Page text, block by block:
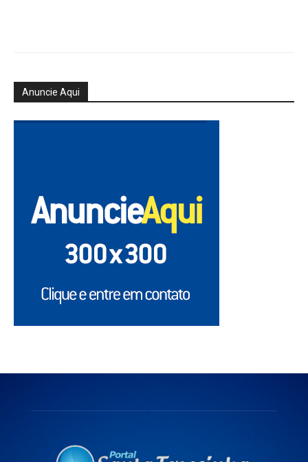
Anuncie Aqui